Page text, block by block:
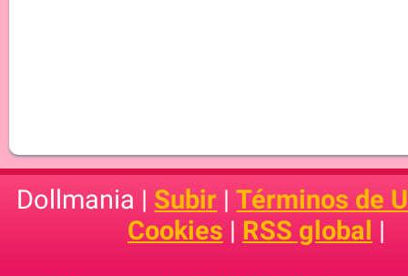
Dollmania | Subir |Términos de
Cookies | RSS global |